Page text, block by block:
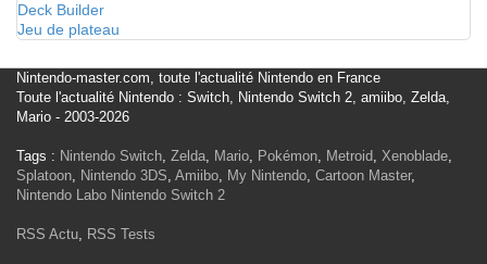
Deck Builder
Jeu de plateau
Nintendo-master.com, toute l'actualité Nintendo en France
Toute l'actualité Nintendo : Switch, Nintendo Switch 2, amiibo, Zelda,
Mario - 2003-2026
Tags : Nintendo Switch, Zelda, Mario, Pokémon, Metroid, Xenoblade,
Splatoon, Nintendo 3DS, Amiibo, My Nintendo, Cartoon Master,
Nintendo Labo Nintendo Switch 2
RSS Actu, RSS Tests